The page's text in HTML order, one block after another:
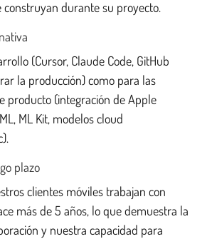
construyan durante su proyecto.
(Cursor, Claude Code, GitHub
la producción) como para las
producto (integración de Apple
ML Kit, modelos cloud
plazo
clientes móviles trabajan con
más de 5 años, lo que demuestra la
y nuestra capacidad para